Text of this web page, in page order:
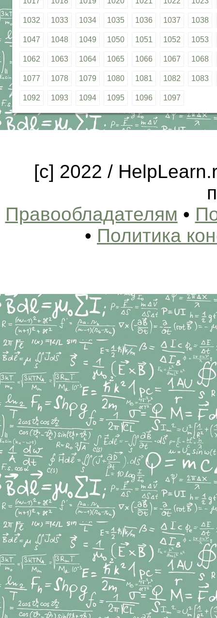
1032 1033 1034 1035 1036 1037 1038
1047 1048 1049 1050 1051 1052 1053
1062 1063 1064 1065 1066 1067 1068
1077 1078 1079 1080 1081 1082 1083
1092 1093 1094 1095 1096 1097
[c] 2022 /
Правообладателям •
• Политика